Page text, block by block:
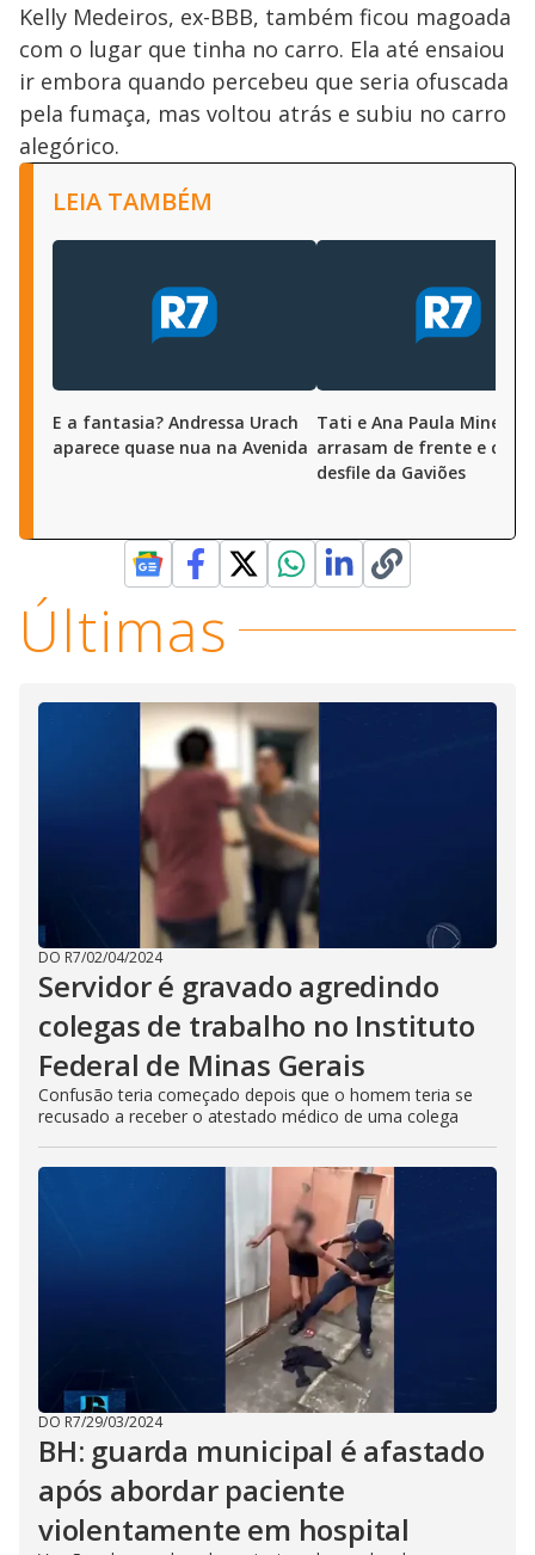
Kelly Medeiros, ex-BBB, também ficou magoada
com o lugar que tinha no carro. Ela até ensaiou
ir embora quando percebeu que seria ofuscada
pela fumaça, mas voltou atrás e subiu no carro
alegórico.
LEIA TAMBÉM
E a fantasia? Andressa Urach
aparece quase nua na Avenida
Tati e Ana Paula
arrasam de frente e
desfile da Gaviões
Últimas
DO R7/02/04/2024
Servidor é gravado agredindo
colegas de trabalho no Instituto
Federal de Minas Gerais
Confusão teria começado depois que o homem teria se
recusado a receber o atestado médico de uma colega
DO R7/29/03/2024
BH: guarda municipal é afastado
após abordar paciente
violentamente em hospital